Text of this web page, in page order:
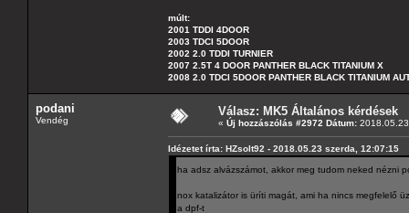
múlt:
2001 TDDI 4DOOR
2003 TDCI 5DOOR
2002 2.0 TDDI TURNIER
2007 2.5T 4 DOOR PANTHER BLACK TITANIUM X
2008 2.0 TDCI 5DOOR PANTHER BLACK TITANIUM
podani
Vendég
Válasz: MK5 Általános kérdések
« Új hozzászólás #2972 Dátum:
Idézetet írta: HZsolt92 - 2018.05.23 szerda, 12:07:15
ha adsz alvázszámot, akkor meg tudom neked nézni
nox katalizátor is üríti magát, ami ha nincs megfelelő
a dpf-t